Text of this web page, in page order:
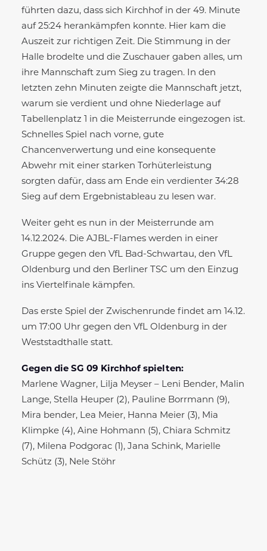
führten dazu, dass sich Kirchhof in der 49. Minute
auf 25:24 herankämpfen konnte. Hier kam die
Auszeit zur richtigen Zeit. Die Stimmung in der
Halle brodelte und die Zuschauer gaben alles, um
ihre Mannschaft zum Sieg zu tragen. In den
letzten zehn Minuten zeigte die Mannschaft jetzt,
warum sie verdient und ohne Niederlage auf
Tabellenplatz 1 in die Meisterrunde eingezogen ist.
Schnelles Spiel nach vorne, gute
Chancenverwertung und eine konsequente
Abwehr mit einer starken Torhüterleistung
sorgten dafür, dass am Ende ein verdienter 34:28
Sieg auf dem Ergebnistableau zu lesen war.
Weiter geht es nun in der Meisterrunde am
14.12.2024. Die AJBL-Flames werden in einer
Gruppe gegen den VfL Bad-Schwartau, den VfL
Oldenburg und den Berliner TSC um den Einzug
ins Viertelfinale kämpfen.
Das erste Spiel der Zwischenrunde findet am 14.12.
um 17:00 Uhr gegen den VfL Oldenburg in der
Weststadthalle statt.
Gegen die SG 09 Kirchhof spielten:
Marlene Wagner, Lilja Meyser – Leni Bender, Malin
Lange, Stella Heuper (2), Pauline Borrmann (9),
Mira bender, Lea Meier, Hanna Meier (3), Mia
Klimpke (4), Aine Hohmann (5), Chiara Schmitz
(7), Milena Podgorac (1), Jana Schink, Marielle
Schütz (3), Nele Stöhr